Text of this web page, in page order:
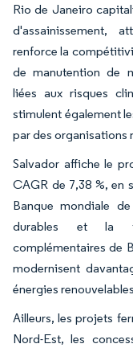
Rio de Janeiro
d'assainissement,
renforce la
de manutention de
liées aux risques
stimulent également
par des organisations
Salvador affiche le
CAGR de 7,38 %, en
Banque mondiale
durables et la
complémentaires de
modernisent
énergies
Ailleurs, les projets
Nord-Est, les